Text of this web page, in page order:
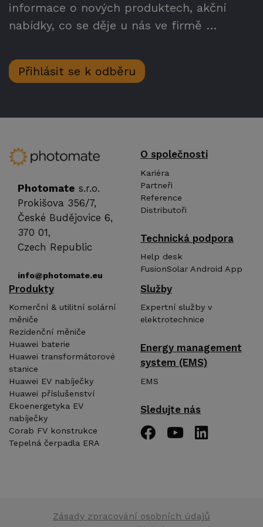
informace o nových produktech, akční
nabídky, co se děje u nás ve firmě …
Přihlásit se k odběru
Photomate s.r.o.
Prokišova 356/7,
České Budějovice 6,
370 01,
Czech Republic
info@photomate.eu
O společnosti
Kariéra
Partneři
Reference
Distributoři
Technická podpora
Help desk
FusionSolar Android App
Produkty
Komerční & utilitní solární
měniče
Rezidenční měniče
Huawei baterie
Huawei transformátorové
stanice
Huawei EV nabíječky
Huawei příslušenství
Ekoenergetyka EV
nabíječky
Corab FV konstrukce
Tepelná čerpadla ERA
Služby
Expertní služby v
elektrotechnice
Energy management
system (EMS)
EMS
Sledujte nás
Zásady zpracování osobních údajů